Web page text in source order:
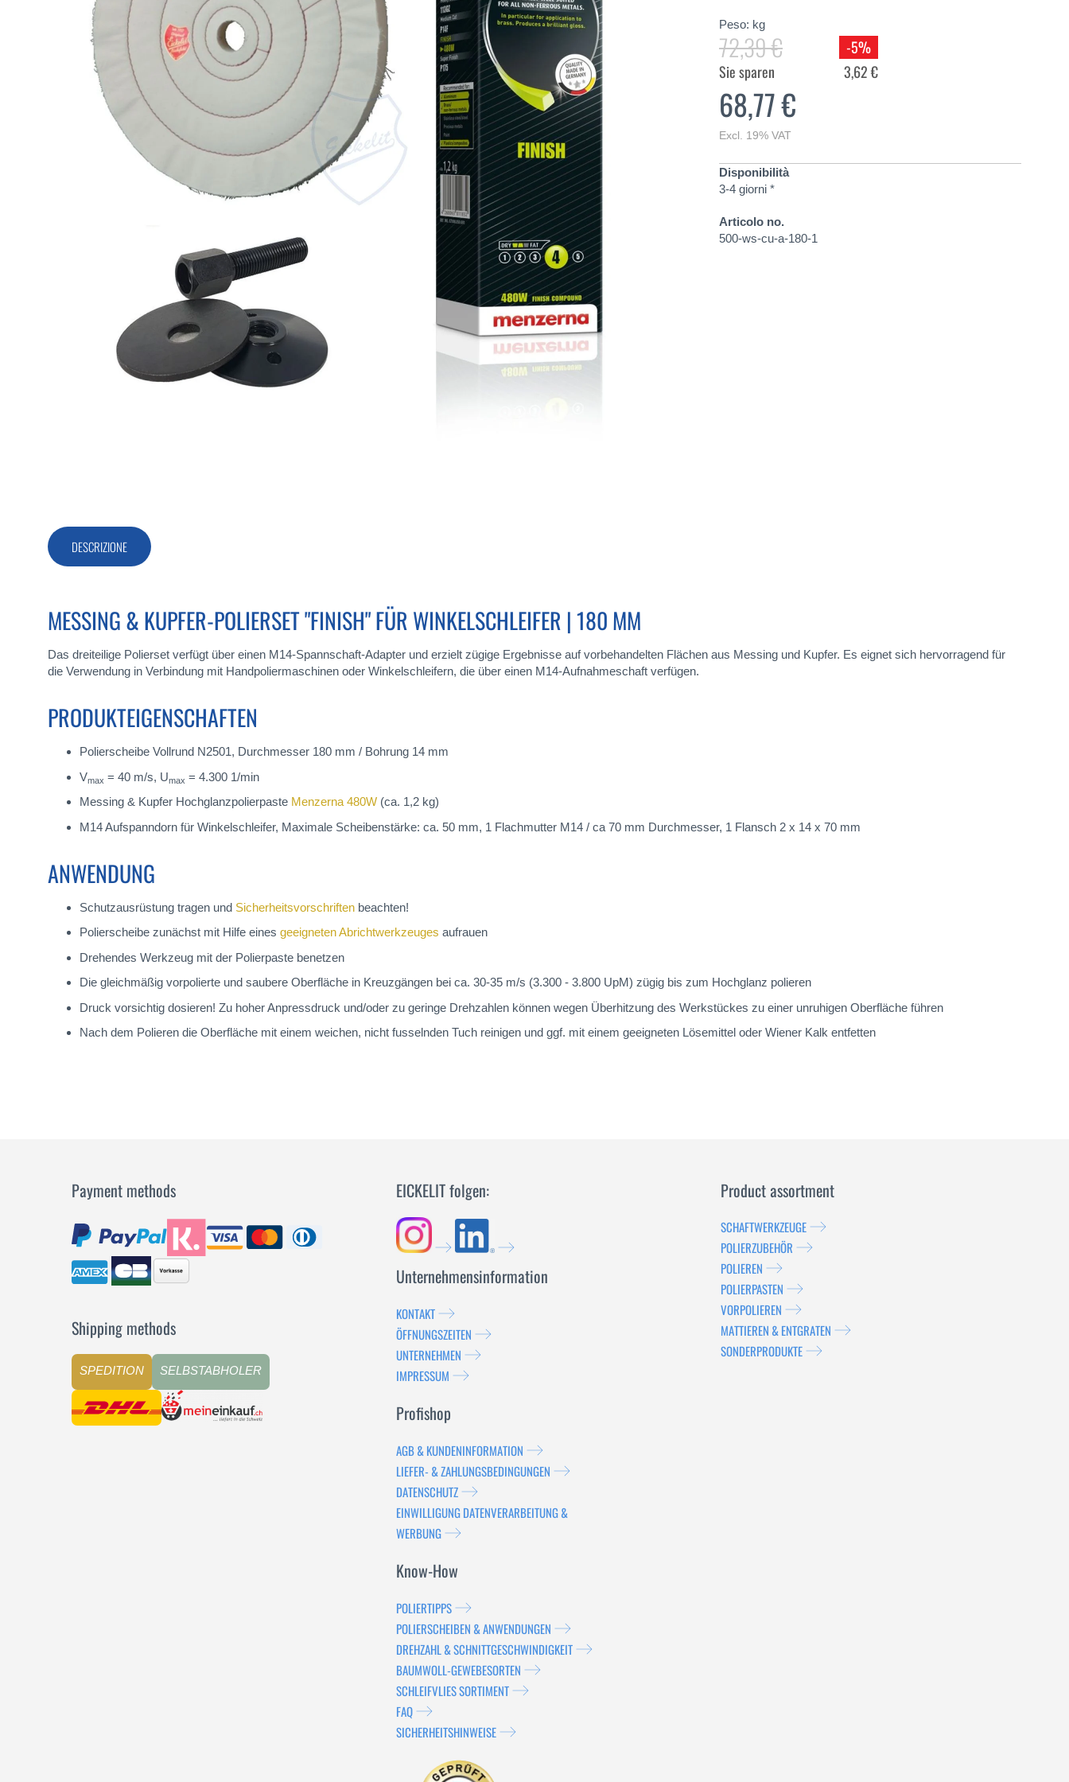
di
immagini
Peso: kg
72,39 €
-5%
Sie sparen
3,62 €
68,77 €
Excl. 19% VAT
Disponibilità
3-4 giorni *
Articolo no.
500-ws-cu-a-180-1
DESCRIZIONE
MESSING & KUPFER-POLIERSET "FINISH" FÜR WINKELSCHLEIFER | 180 MM
Das dreiteilige Polierset verfügt über einen M14-Spannschaft-Adapter und erzielt zügige Ergebnisse auf vorbehandelten Flächen aus Messing und Kupfer. Es eignet sich hervorragend für
die Verwendung in Verbindung mit Handpoliermaschinen oder Winkelschleifern, die über einen M14-Aufnahmeschaft verfügen.
PRODUKTEIGENSCHAFTEN
Polierscheibe Vollrund N2501, Durchmesser 180 mm / Bohrung 14 mm
Vmax = 40 m/s, Umax = 4.300 1/min
Messing & Kupfer Hochglanzpolierpaste Menzerna 480W (ca. 1,2 kg)
M14 Aufspanndorn für Winkelschleifer, Maximale Scheibenstärke: ca. 50 mm, 1 Flachmutter M14 / ca 70 mm Durchmesser, 1 Flansch 2 x 14 x 70 mm
ANWENDUNG
Schutzausrüstung tragen und Sicherheitsvorschriften beachten!
Polierscheibe zunächst mit Hilfe eines geeigneten Abrichtwerkzeuges aufrauen
Drehendes Werkzeug mit der Polierpaste benetzen
Die gleichmäßig vorpolierte und saubere Oberfläche in Kreuzgängen bei ca. 30-35 m/s (3.300 - 3.800 UpM) zügig bis zum Hochglanz polieren
Druck vorsichtig dosieren! Zu hoher Anpressdruck und/oder zu geringe Drehzahlen können wegen Überhitzung des Werkstückes zu einer unruhigen Oberfläche führen
Nach dem Polieren die Oberfläche mit einem weichen, nicht fusselnden Tuch reinigen und ggf. mit einem geeigneten Lösemittel oder Wiener Kalk entfetten
Payment methods
Shipping methods
SPEDITION SELBSTABHOLER
EICKELIT folgen:
Unternehmensinformation
KONTAKT
ÖFFNUNGSZEITEN
UNTERNEHMEN
IMPRESSUM
Profishop
AGB & KUNDENINFORMATION
LIEFER- & ZAHLUNGSBEDINGUNGEN
DATENSCHUTZ
EINWILLIGUNG DATENVERARBEITUNG &
WERBUNG
Know-How
POLIERTIPPS
POLIERSCHEIBEN & ANWENDUNGEN
DREHZAHL & SCHNITTGESCHWINDIGKEIT
BAUMWOLL-GEWEBESORTEN
SCHLEIFVLIES SORTIMENT
FAQ
SICHERHEITSHINWEISE
Product assortment
SCHAFTWERKZEUGE
POLIERZUBEHÖR
POLIEREN
POLIERPASTEN
VORPOLIEREN
MATTIEREN & ENTGRATEN
SONDERPRODUKTE